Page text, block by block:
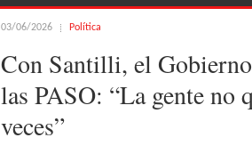
03/06/2026 Política
Con Santilli, el
las PASO: “La gente no
veces”